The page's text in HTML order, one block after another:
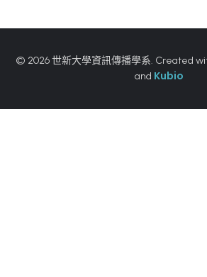
© 2026 世新大學資訊傳播學系. Created
and Kubio